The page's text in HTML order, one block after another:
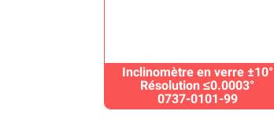
Inclinomètre en verre ±10°
Résolution ≤0.0003°
0737-0101-99